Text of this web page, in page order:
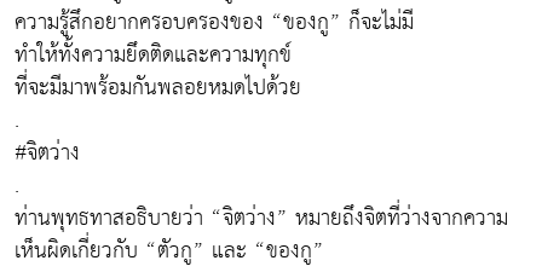
ความรู้สึกอยากครอบครองของ “ของกู” ก็จะไม่มี
ทำให้ทั้งความยึดติดและความทุกข์
ที่จะมีมาพร้อมกันพลอยหมดไปด้วย
.
#จิตว่าง
.
ท่านพุทธทาสอธิบายว่า “จิตว่าง” หมายถึงจิตที่ว่างจากความ
เห็นผิดเกี่ยวกับ “ตัวกู” และ “ของกู”